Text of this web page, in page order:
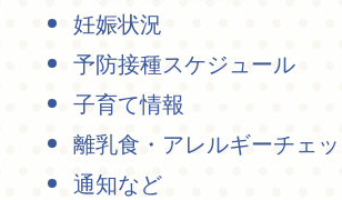
妊娠状況
予防接種スケジュール
子育て情報
離乳食・アレルギーチェ
通知など